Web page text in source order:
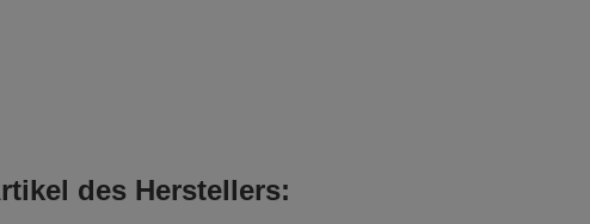
des Herstellers: